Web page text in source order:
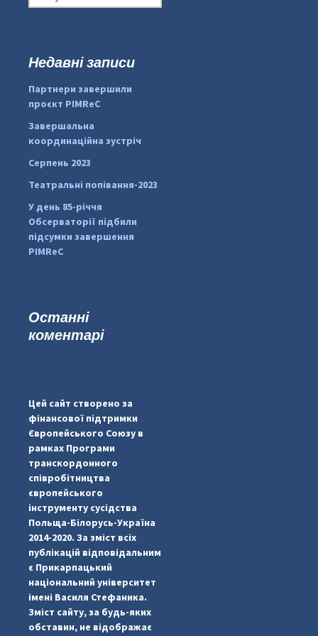
pimrec_project
о
:Недавні записи
Партнери завершили
проєкт PIMReC
Завершальна
координаційна зустріч
Серпень 2023
Театральні попівання-2023
У день 85-річчя
Обсерваторії підбили
підсумки завершення
PIMReC
Останні
коментарі
Цей сайт створено за
фінансової підтримки
Європейського Союзу в
рамках Програми
транскордонного
співробітництва
європейського
інструменту сусідства
Польща-Білорусь-Україна
2014-2020. За зміст всіх
публікацій відповідальним
є Прикарпацький
національний університет
імені Василя Стефаника.
Зміст сайту, за будь-яких
обставин, не відображає